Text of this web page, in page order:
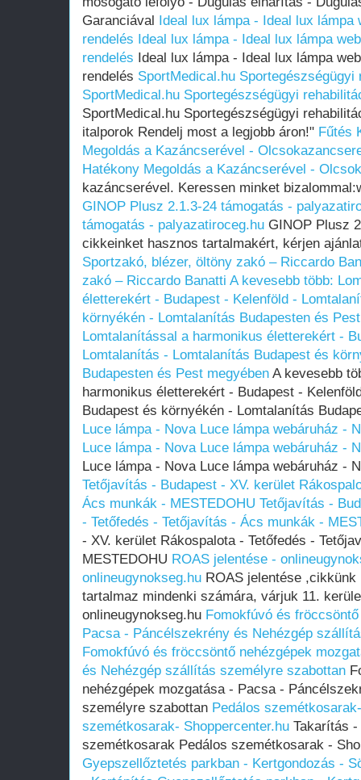
Garanciával Ideal lux lámpa - Ideal lux lámpa
rendelés Ideal lux lámpa - Ideal lux lámpa
rendelés Ideal lux lámpa - Ideal lux lámpa
rendelés SportMedical.hu
SportMedical.hu Sportegészségügyi
SportMedical.hu Sportegészségügyi
italporok Rendelj most a legjobb áron!" Fűtés
Megoldás a Kazáncserével -
Hatékony Megoldás a Kazáncserével -
kazáncserével. Keressen minket
GINOP Plusz 2.1.3-24 támogatás -
támogatás - palyazatiroceg.hu GINOP Plusz
cikkeinket hasznos tartalmakért, kérjen
Sportzakó, blézer, öltöny zakó – Riccardo
zakó – Riccardo Banatti A kevesebb több:
életterekért - Budapest - Kelenföld -
környékén - Lomtalanítás Budapesten és
Lomtalanítással a harmonikus életterekért -
Lomtalanítás - Lomtalanítás Budapest és
Budapesten és Pest megyében A kevesebb
harmonikus életterekért - Budapest -
Budapest és környékén - Lomtalanítás
Luce lámpa - Nova Luce lámpa webáruház -
Luce lámpa - Nova Luce lámpa webáruház -
Luce lámpa - Nova Luce lámpa webáruház -
Tetőjavítás - Budapest - XV. kerület
Ács munkák - MESTEDOHU Tetőjavítás -
- Tetőfedés - Tetőjavítás - Ács munkák -
- XV. kerület Rákospalota - Tetőfedés -
MESTEDOHU ROAS jelentése -
onlineugynokseg.hu ROAS jelentése
tartalmaz mindenki számára, várjuk 11.
onlineugynokseg.hu Fomokfúvó és
Pacsa - Páncélszekrény és Nehézgép
Fomokfúvó és fröccsöntő nehézgépek
és Nehézgép szállítás személyre szabottan
nehézgépek mozgatása - Pacsa -
személyre szabottan Pedálos
szemétkosarak- Shoppercenter.hu Takarítás
szemétkosarak Pedálos szemétkosarak -
Gyepszellőztetés parkban - Kertgondozás -